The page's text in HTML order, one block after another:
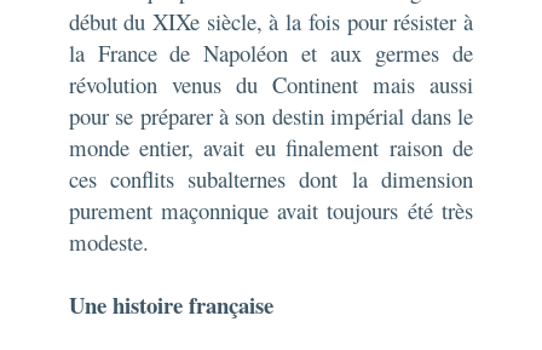
début du XIXe siècle, à la fois pour résister à
la France de Napoléon et aux germes de
révolution venus du Continent mais aussi
pour se préparer à son destin impérial dans le
monde entier, avait eu finalement raison de
ces conflits subalternes dont la dimension
purement maçonnique avait toujours été très
modeste.
Une histoire française